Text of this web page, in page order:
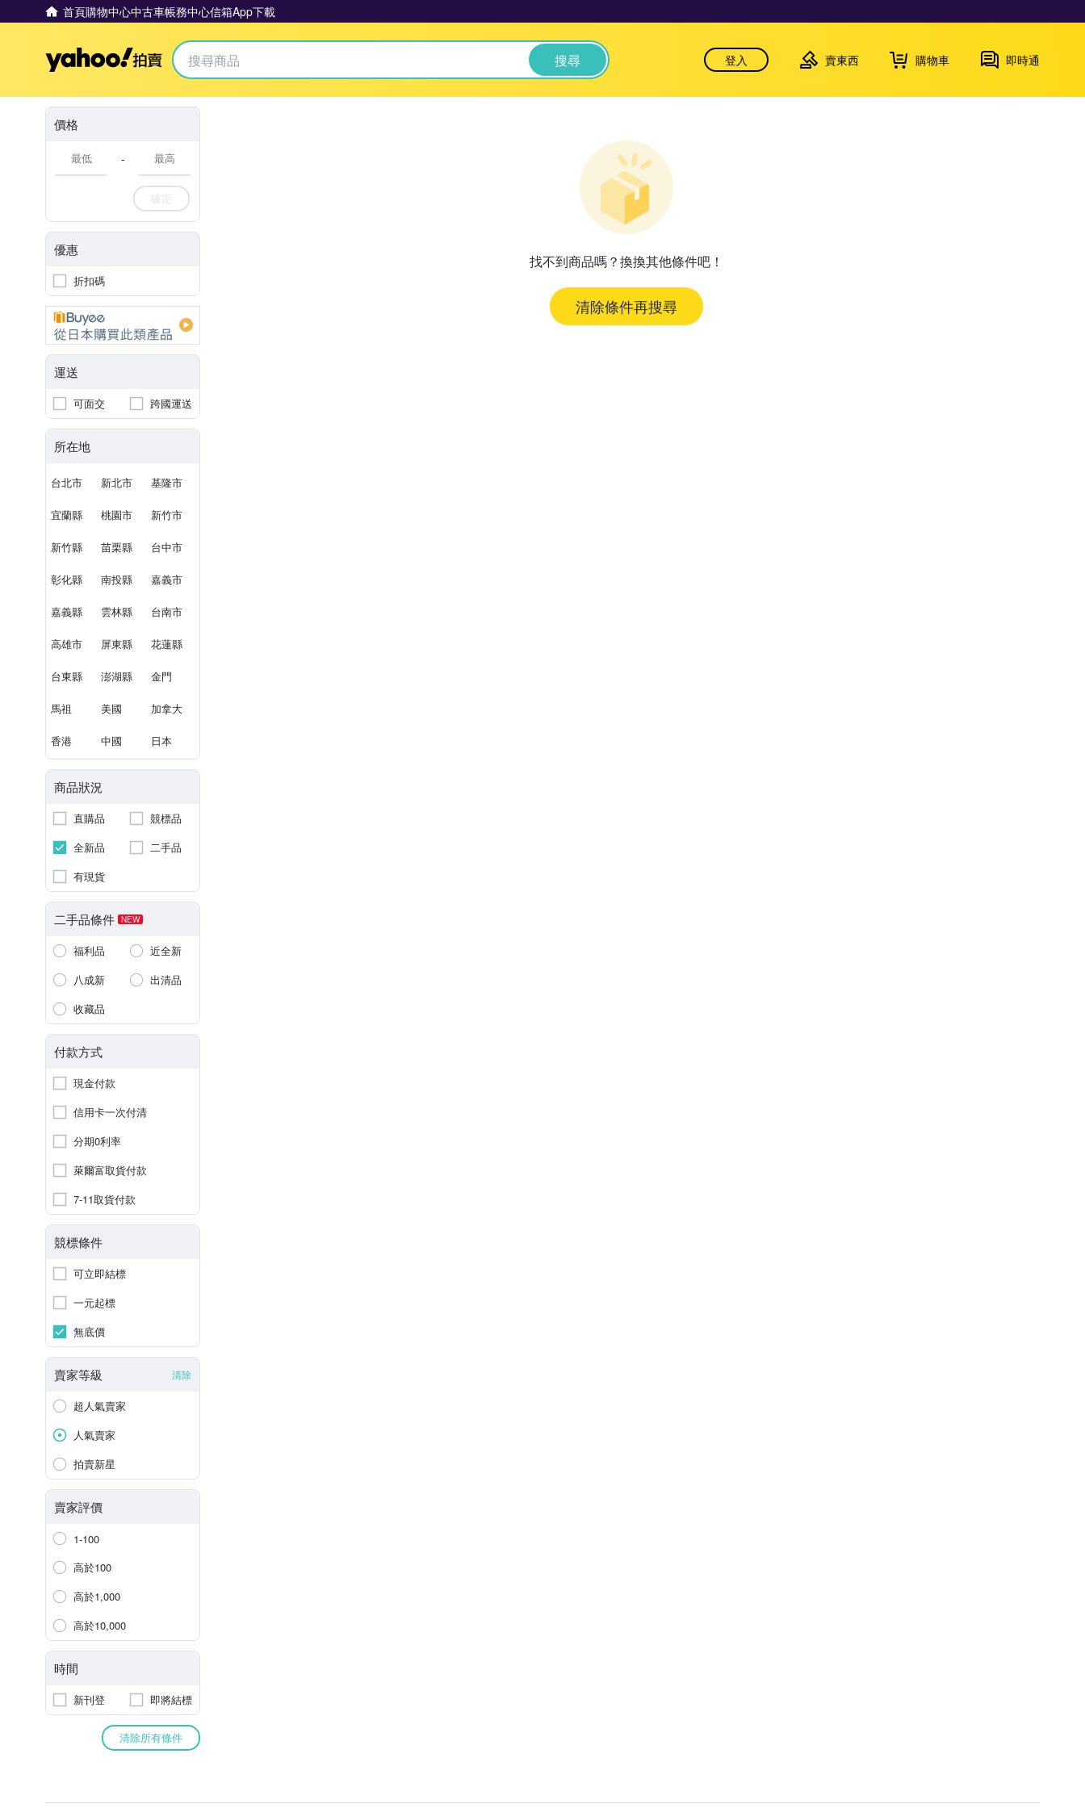
首頁購物中心中古車帳務中心信箱App下載
Yahoo拍賣 搜尋 登入 賣東西 購物車 即時通
價格
-
確定
優惠
折扣碼
運送
可面交 跨國運送
所在地
台北市 新北市 基隆市
宜蘭縣 桃園市 新竹市
新竹縣 苗栗縣 台中市
彰化縣 南投縣 嘉義市
嘉義縣 雲林縣 台南市
高雄市 屏東縣 花蓮縣
台東縣 澎湖縣 金門
馬祖 美國 加拿大
香港 中國 日本
商品狀況
直購品
競標品
全新品
二手品
有現貨
二手品條件 NEW
福利品
近全新
八成新
出清品
收藏品
付款方式
現金付款
信用卡一次付清
分期0利率
萊爾富取貨付款
7-11取貨付款
競標條件
可立即結標
一元起標
無底價
賣家等級 清除
超人氣賣家
人氣賣家
拍賣新星
賣家評價
1-100
高於100
高於1,000
高於10,000
時間
新刊登 即將結標
清除所有條件
找不到商品嗎？換換其他條件吧！
清除條件再搜尋